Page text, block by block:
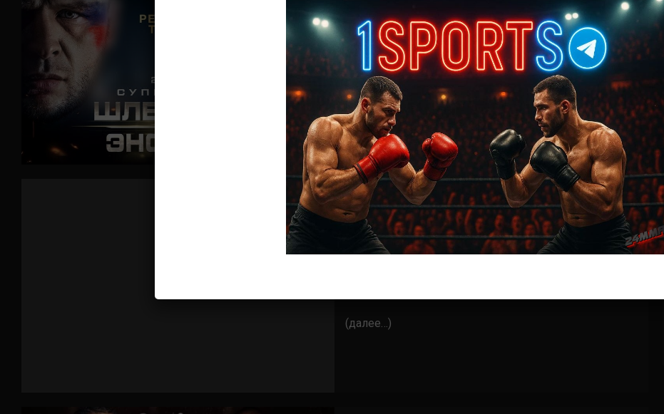
Шлеменко – Эномото 2 прямая
трансляция
3 года тому назад Решит Сабитов
Где и когда смотреть онлайн трансляцию Александра
Шлеменко – Ясубея Эномото 2 Один из самых
ожидаемых боев 2023 года –...
(далее…)